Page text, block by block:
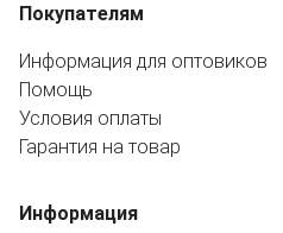
Покупателям
Информация для оптовиков
Помощь
Условия оплаты
Гарантия на товар
Информация